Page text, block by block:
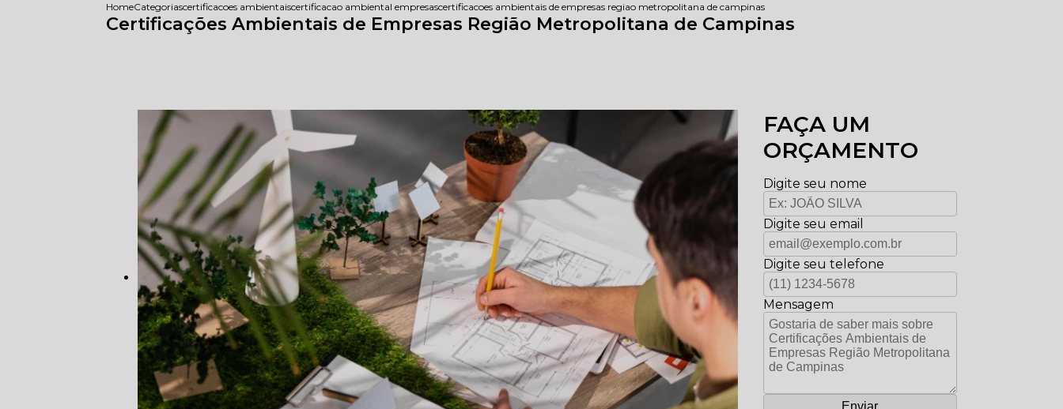
HomeCategoriascertificacoes ambientaiscertificacao ambiental empresascertificacoes ambientais de empresas regiao metropolitana de campinas
Certificações Ambientais de Empresas Região Metropolitana de Campinas
FAÇA UM
ORÇAMENTO
Digite seu nome
Digite seu email
Digite seu telefone
Mensagem